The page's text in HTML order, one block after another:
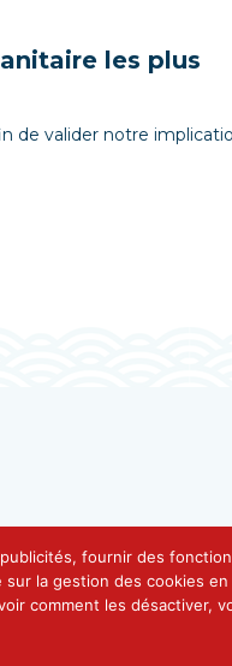
les plus
de valider notre
fournir des
la gestion des cookies
comment les désactiver,